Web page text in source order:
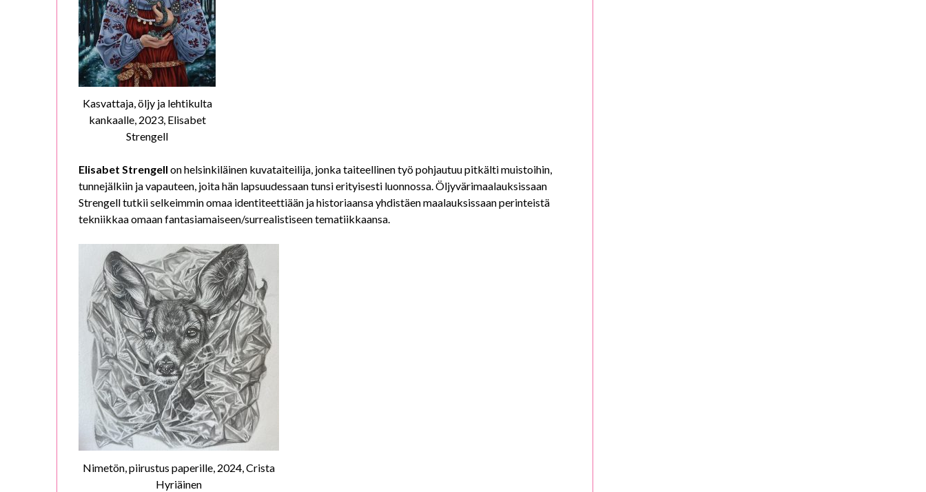
Kasvattaja, öljy ja lehtikulta
kankaalle, 2023, Elisabet
Strengell
Elisabet Strengell on helsinkiläinen kuvataiteilija, jonka taiteellinen työ pohjautuu pitkälti muistoihin,
tunnejälkiin ja vapauteen, joita hän lapsuudessaan tunsi erityisesti luonnossa. Öljyvärimaalauksissaan
Strengell tutkii selkeimmin omaa identiteettiään ja historiaansa yhdistäen maalauksissaan perinteistä
tekniikkaa omaan fantasiamaiseen/surrealistiseen tematiikkaansa.
Nimetön, piirustus paperille, 2024, Crista
Hyriäinen